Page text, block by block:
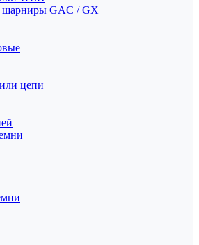
шарниры GAC / GX
цепи